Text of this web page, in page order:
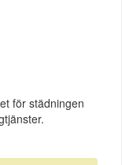
för städningen